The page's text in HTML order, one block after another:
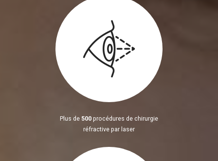
Plus de 500 procédures de chirurgie
réfractive par laser